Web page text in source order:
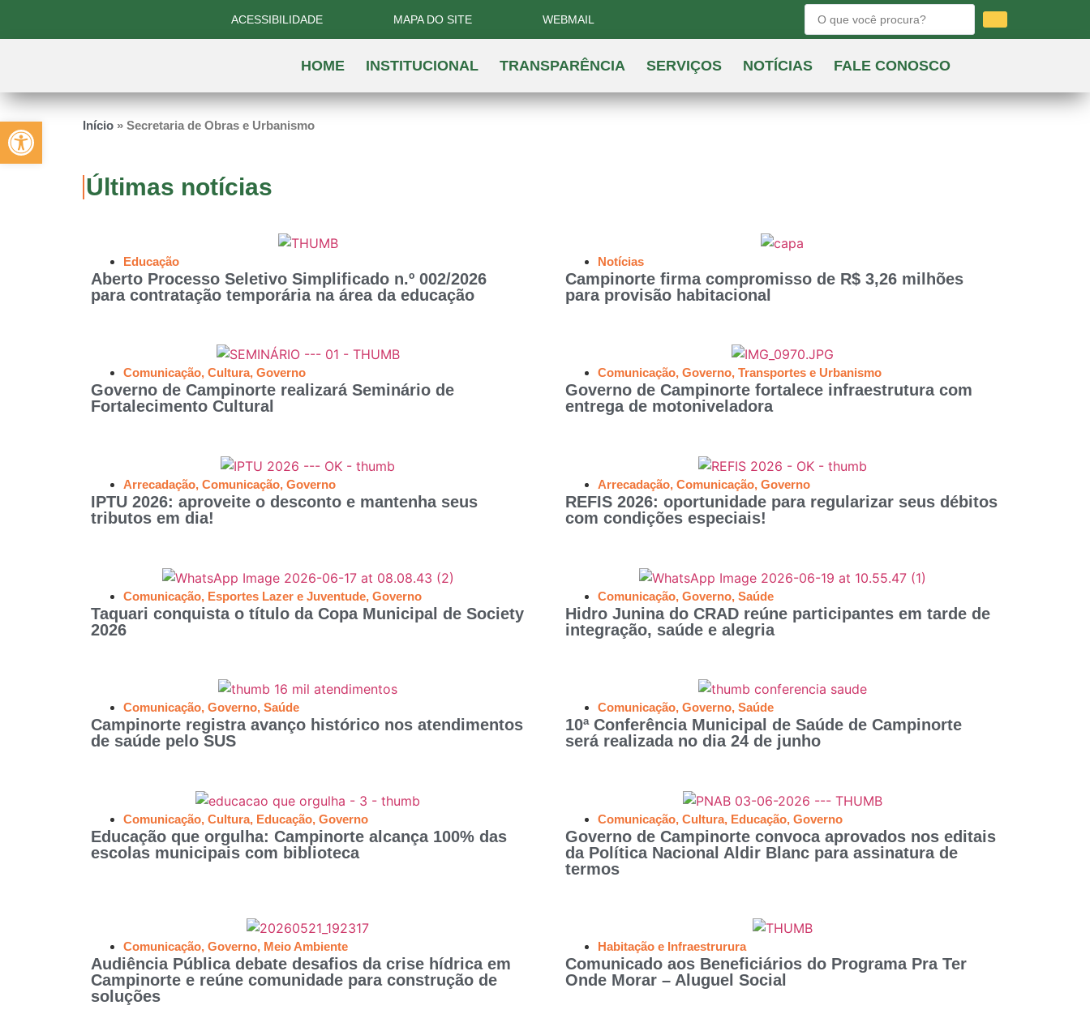
ACESSIBILIDADE MAPA DO SITE WEBMAIL
HOME INSTITUCIONAL TRANSPARÊNCIA SERVIÇOS NOTÍCIAS FALE CONOSCO
Início » Secretaria de Obras e Urbanismo
Últimas notícias
Educação
Aberto Processo Seletivo Simplificado n.º 002/2026
para contratação temporária na área da educação
Notícias
Campinorte firma compromisso de R$ 3,26 milhões
para provisão habitacional
Comunicação, Cultura, Governo
Governo de Campinorte realizará Seminário de
Fortalecimento Cultural
Comunicação, Governo, Transportes e Urbanismo
Governo de Campinorte fortalece infraestrutura com
entrega de motoniveladora
Arrecadação, Comunicação, Governo
IPTU 2026: aproveite o desconto e mantenha seus
tributos em dia!
Arrecadação, Comunicação, Governo
REFIS 2026: oportunidade para regularizar seus débitos
com condições especiais!
Comunicação, Esportes Lazer e Juventude, Governo
Taquari conquista o título da Copa Municipal de Society
2026
Comunicação, Governo, Saúde
Hidro Junina do CRAD reúne participantes em tarde de
integração, saúde e alegria
Comunicação, Governo, Saúde
Campinorte registra avanço histórico nos atendimentos
de saúde pelo SUS
Comunicação, Governo, Saúde
10ª Conferência Municipal de Saúde de Campinorte
será realizada no dia 24 de junho
Comunicação, Cultura, Educação, Governo
Educação que orgulha: Campinorte alcança 100% das
escolas municipais com biblioteca
Comunicação, Cultura, Educação, Governo
Governo de Campinorte convoca aprovados nos editais
da Política Nacional Aldir Blanc para assinatura de
termos
Comunicação, Governo, Meio Ambiente
Audiência Pública debate desafios da crise hídrica em
Campinorte e reúne comunidade para construção de
soluções
Habitação e Infraestrurura
Comunicado aos Beneficiários do Programa Pra Ter
Onde Morar – Aluguel Social
Abrir a barra de ferramentas